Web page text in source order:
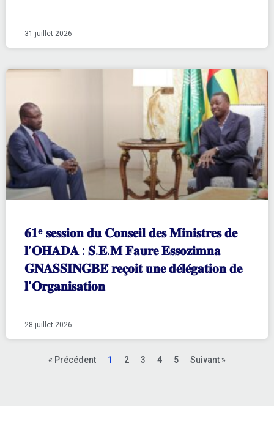
31 juillet 2026
𝟔𝟏ᵉ 𝐬𝐞𝐬𝐬𝐢𝐨𝐧 𝐝𝐮 𝐂𝐨𝐧𝐬𝐞𝐢𝐥 𝐝𝐞𝐬 𝐌𝐢𝐧𝐢𝐬𝐭𝐫𝐞𝐬 𝐝𝐞
𝐥’𝐎𝐇𝐀𝐃𝐀 : 𝐒.𝐄.𝐌 𝐅𝐚𝐮𝐫𝐞 𝐄𝐬𝐬𝐨𝐳𝐢𝐦𝐧𝐚
𝐆𝐍𝐀𝐒𝐒𝐈𝐍𝐆𝐁𝐄́ 𝐫𝐞𝐜̧𝐨𝐢𝐭 𝐮𝐧𝐞 𝐝𝐞́𝐥𝐞́𝐠𝐚𝐭𝐢𝐨𝐧 𝐝𝐞
𝐥’𝐎𝐫𝐠𝐚𝐧𝐢𝐬𝐚𝐭𝐢𝐨𝐧
28 juillet 2026
« Précédent 1 2 3 4 5 Suivant »